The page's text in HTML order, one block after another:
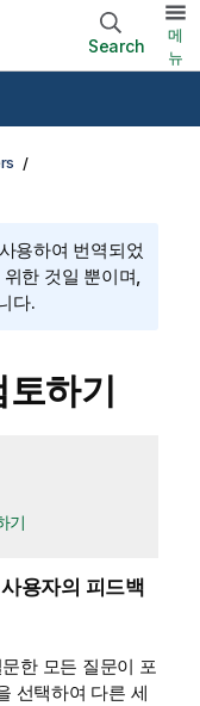
Search
메
뉴
용하여 번역되었
한 것일 뿐이며,
다.
하기
기
용자의 피드백
한 모든 질문이 포
선택하여 다른 세